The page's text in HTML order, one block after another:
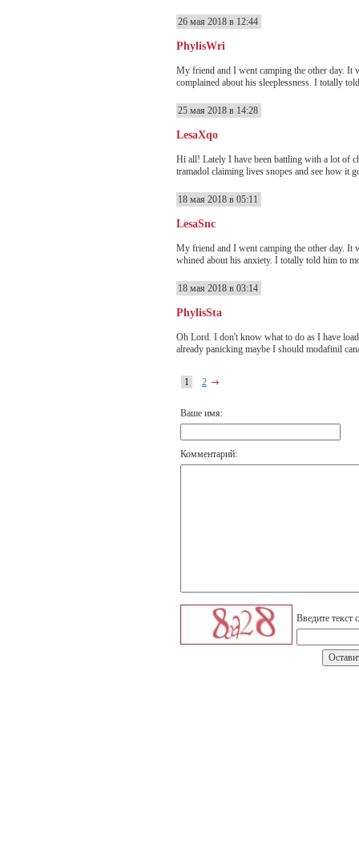
26 мая 2018 в 12:44
PhylisWri
My friend and I went camping the other day. It
complained about his sleeplessness. I totally
25 мая 2018 в 14:28
LesaXqo
Hi all! Lately I have been battling with a lot of
tramadol claiming lives snopes and see how it
18 мая 2018 в 05:11
LesaSnc
My friend and I went camping the other day. It
whined about his anxiety. I totally told him to
18 мая 2018 в 03:14
PhylisSta
Oh Lord. I don't know what to do as I have
already panicking maybe I should modafinil
1 2
Ваше имя:
Комментарий:
Введите текст